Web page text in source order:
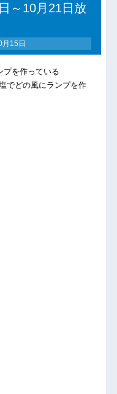
～10月21日放
15日
プを作っている
でどの風にランプを作